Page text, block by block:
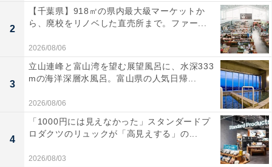
2
【千葉県】918㎡の県内最大級マーケットか
ら、廃校をリノベした直売所まで。ファー...
2026/08/06
3
立山連峰と富山湾を望む展望風呂に、水深333
mの海洋深層水風呂。富山県の人気日帰...
2026/08/06
4
「1000円には見えなかった」スタンダードプ
ロダクツのリュックが「高見えする」の...
2026/08/03